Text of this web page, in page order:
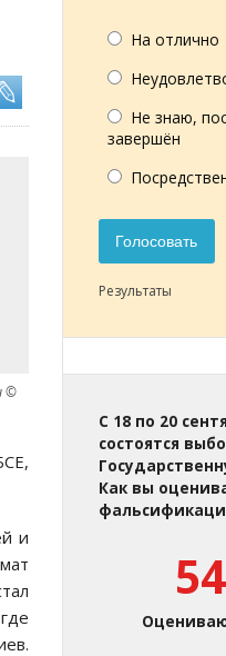
©
и
На отлично
Не знаю,
завершён
Голосовать
Результаты
С 18 по 20
состоятся
Как вы